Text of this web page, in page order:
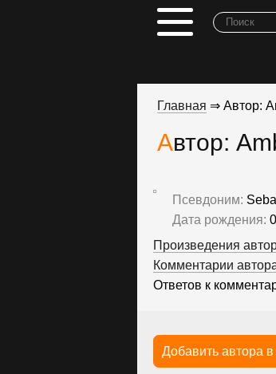
Главная ⇒ Автор:
Автор:
Псевдоним:
Дата рождения:
Произведения
Комментарии
Ответов к
Добавить автора